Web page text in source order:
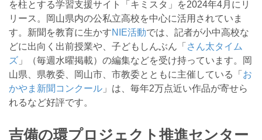
を柱とする学習支援サイト「キミスタ」を2024年4月にリ
リース。岡山県内の公私立高校を中心に活用されていま
す。新聞を教育に生かすNIE活動では、記者が小中高校な
どに出向く出前授業や、子どもしんぶん「 さん太タイム
ズ 」（毎週水曜掲載）の編集などを受け持っています。岡
山県、県教委、岡山市、市教委とともに主催している「 お
かやま新聞コンクール 」は、毎年2万点近い作品が寄せら
れるなど好評です。
吉備の環プロジェクト推進センター